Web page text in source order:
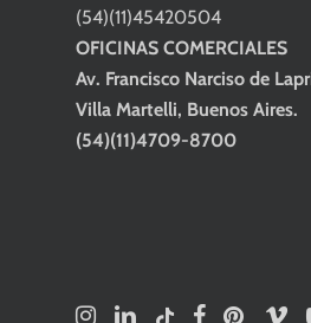
(54)(11)45420504
OFICINAS COMERCIALES
Av. Francisco Narciso de
Villa Martelli, Buenos Aires.
(54)(11)4709-8700